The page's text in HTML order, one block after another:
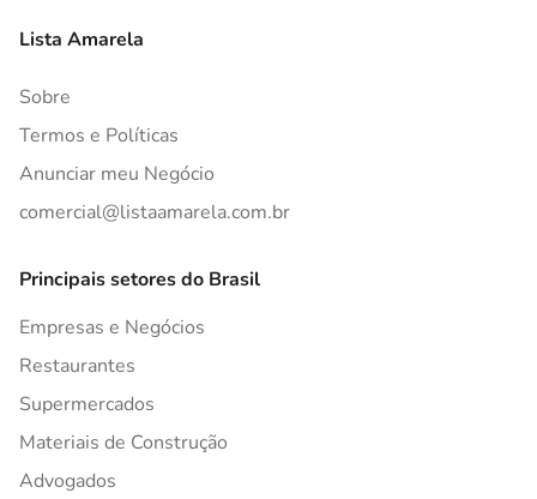
Lista Amarela
Sobre
Termos e Políticas
Anunciar meu Negócio
comercial@listaamarela.com.br
Principais setores do Brasil
Empresas e Negócios
Restaurantes
Supermercados
Materiais de Construção
Advogados